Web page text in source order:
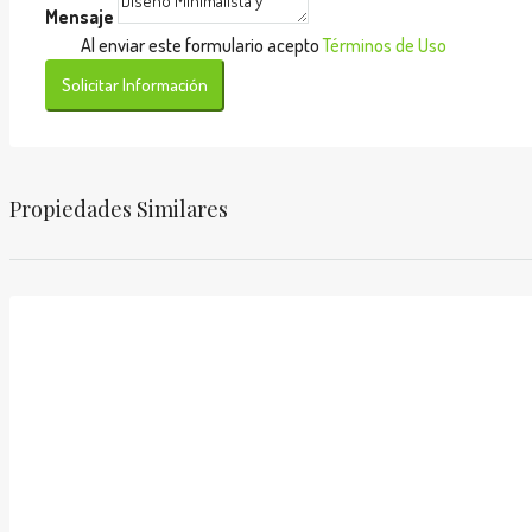
Mensaje
Al enviar este formulario aceptoTérminos de Uso
Solicitar Información
Propiedades Similares